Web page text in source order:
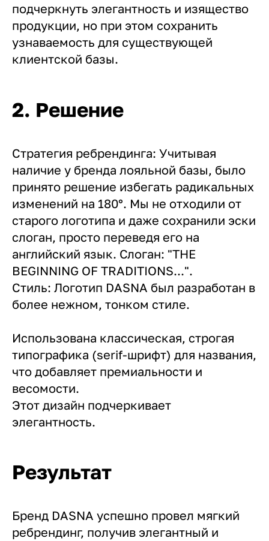
подчеркнуть элегантность и изящество
продукции, но при этом сохранить
узнаваемость для существующей
клиентской базы.
2. Решение
Стратегия ребрендинга: Учитывая
наличие у бренда лояльной базы, было
принято решение избегать радикальных
изменений на 180°. Мы не отходили от
старого логотипа и даже сохранили эски
слоган, просто переведя его на
английский язык. Слоган: "THE
BEGINNING OF TRADITIONS...".
Стиль: Логотип DASNA был разработан в
более нежном, тонком стиле.
Использована классическая, строгая
типографика (serif-шрифт) для названия,
что добавляет премиальности и
весомости.
Этот дизайн подчеркивает
элегантность.
Результат
Бренд DASNA успешно провел мягкий
ребрендинг, получив элегантный и